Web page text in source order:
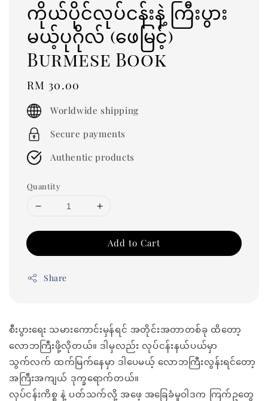
ကိုယ်ပိုင်လုပ်ငန်းနဲ့ ကြီးပွား
မယ့်ပုဂိုလ် (ဖေမြင့်)
Burmese Book
Regular
price
RM 30.00
Worldwide shipping
Secure payments
Authentic products
Quantity
Add to Cart
Share
စီးပွားရေး သမားကောင်းမှန်ရင် အတိုင်းအတာတစ်ခု ထိတော့
လောဘကြီးဖို့လိုတယ်။ ဒါမှလည်း လုပ်ငန်းနယ်ပယ်မှာ
သွက်လက် ထက်မြက်နေမှာ ဒါပေမယ့် လောဘကြီးလွန်းရင်တော့
အကြီးအကျယ် ဒုက္ခရောက်တယ်။
လုပ်ငန်းကိစ္စ နဲ့ ပတ်သက်လို့ အဖေ့ အခြေခံမူဝါဒက ကြက်ဥတွေ